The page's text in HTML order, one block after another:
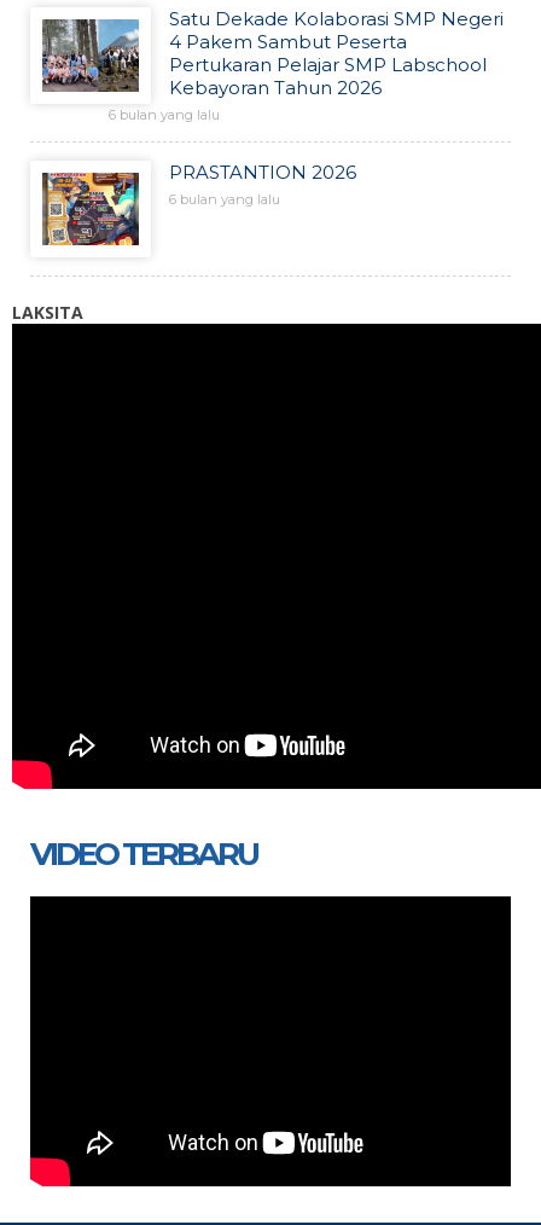
Satu Dekade Kolaborasi SMP Negeri
4 Pakem Sambut Peserta
Pertukaran Pelajar SMP Labschool
Kebayoran Tahun 2026
6 bulan yang lalu
PRASTANTION 2026
6 bulan yang lalu
LAKSITA
VIDEO TERBARU